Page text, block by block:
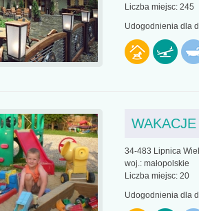
Liczba miejsc: 245
Udogodnienia dla
34-483 Lipnica
woj.: małopolskie
Liczba miejsc: 20
Udogodnienia dla